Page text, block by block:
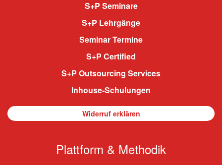
S+P Seminare
S+P Lehrgänge
Seminar Termine
S+P Certified
S+P Outsourcing Services
Inhouse-Schulungen
Widerruf erklären
Plattform & Methodik